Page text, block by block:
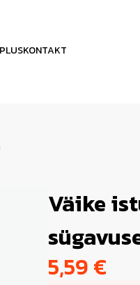
KONTAKT
Väike
5,59€